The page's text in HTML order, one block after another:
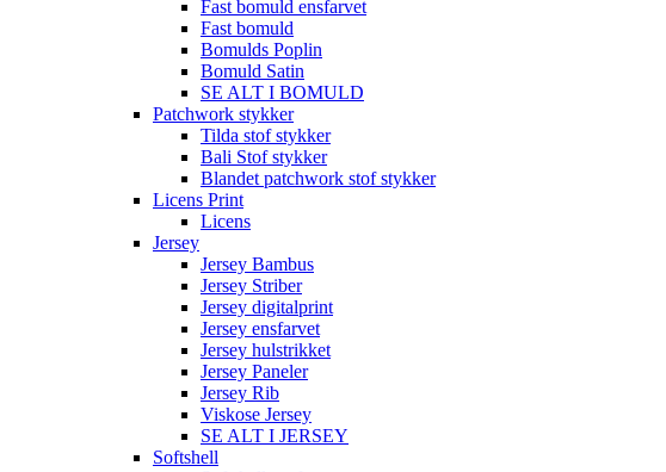
Fast bomuld ensfarvet
Fast bomuld
Bomulds Poplin
Bomuld Satin
SE ALT I BOMULD
Patchwork stykker
Tilda stof stykker
Bali Stof stykker
Blandet patchwork stof stykker
Licens Print
Licens
Jersey
Jersey Bambus
Jersey Striber
Jersey digitalprint
Jersey ensfarvet
Jersey hulstrikket
Jersey Paneler
Jersey Rib
Viskose Jersey
SE ALT I JERSEY
Softshell